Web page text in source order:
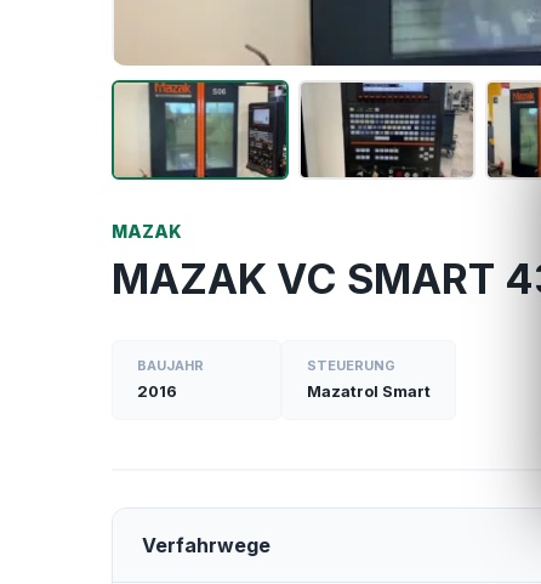
MAZAK
MAZAK VC SMART
BAUJAHR
2016
STEUERUNG
Mazatrol Smart
Verfahrwege